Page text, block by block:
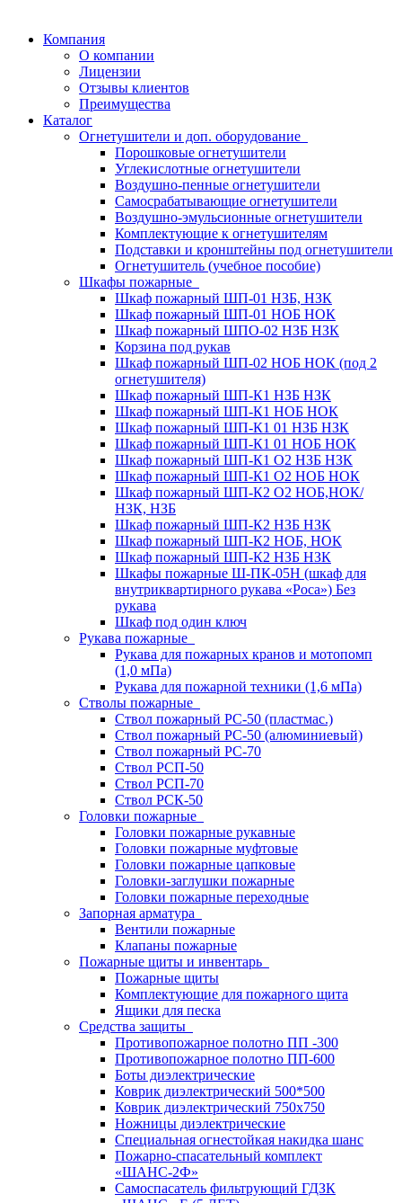
Компания
О компании
Лицензии
Отзывы клиентов
Преимущества
Каталог
Огнетушители и доп. оборудование
Порошковые огнетушители
Углекислотные огнетушители
Воздушно-пенные огнетушители
Самосрабатывающие огнетушители
Воздушно-эмульсионные огнетушители
Комплектующие к огнетушителям
Подставки и кронштейны под огнетушители
Огнетушитель (учебное пособие)
Шкафы пожарные
Шкаф пожарный ШП-01 НЗБ, НЗК
Шкаф пожарный ШП-01 НОБ НОК
Шкаф пожарный ШПО-02 НЗБ НЗК
Корзина под рукав
Шкаф пожарный ШП-02 НОБ НОК (под 2
огнетушителя)
Шкаф пожарный ШП-К1 НЗБ НЗК
Шкаф пожарный ШП-К1 НОБ НОК
Шкаф пожарный ШП-К1 01 НЗБ НЗК
Шкаф пожарный ШП-К1 01 НОБ НОК
Шкаф пожарный ШП-К1 О2 НЗБ НЗК
Шкаф пожарный ШП-К1 О2 НОБ НОК
Шкаф пожарный ШП-К2 О2 НОБ,НОК/
НЗК, НЗБ
Шкаф пожарный ШП-К2 НЗБ НЗК
Шкаф пожарный ШП-К2 НОБ, НОК
Шкаф пожарный ШП-К2 НЗБ НЗК
Шкафы пожарные Ш-ПК-05Н (шкаф для
внутриквартирного рукава «Роса») Без
рукава
Шкаф под один ключ
Рукава пожарные
Рукава для пожарных кранов и мотопомп
(1,0 мПа)
Рукава для пожарной техники (1,6 мПа)
Стволы пожарные
Ствол пожарный РС-50 (пластмас.)
Ствол пожарный РС-50 (алюминиевый)
Ствол пожарный РС-70
Ствол РСП-50
Ствол РСП-70
Ствол РСК-50
Головки пожарные
Головки пожарные рукавные
Головки пожарные муфтовые
Головки пожарные цапковые
Головки-заглушки пожарные
Головки пожарные переходные
Запорная арматура
Вентили пожарные
Клапаны пожарные
Пожарные щиты и инвентарь
Пожарные щиты
Комплектующие для пожарного щита
Ящики для песка
Средства защиты
Противопожарное полотно ПП -300
Противопожарное полотно ПП-600
Боты диэлектрические
Коврик диэлектрический 500*500
Коврик диэлектрический 750х750
Ножницы диэлектрические
Специальная огнестойкая накидка шанс
Пожарно-спасательный комплект
«ШАНС-2Ф»
Самоспасатель фильтрующий ГДЗК